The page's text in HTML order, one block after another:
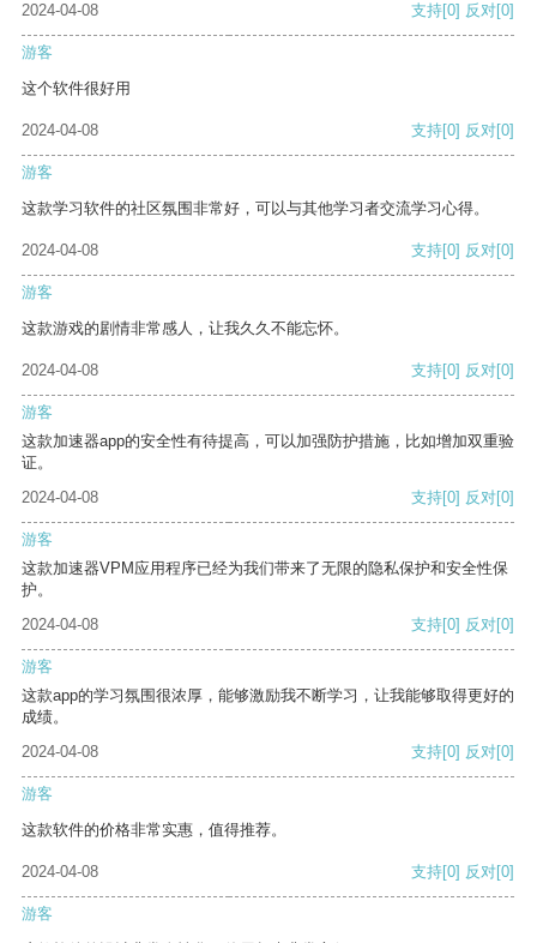
2024-04-08
支持[0] 反对[0]
游客
这个软件很好用
2024-04-08 支持[0] 反对[0]
游客
这款学习软件的社区氛围非常好，可以与其他学习者交流学习心得。
2024-04-08 支持[0] 反对[0]
游客
这款游戏的剧情非常感人，让我久久不能忘怀。
2024-04-08 支持[0] 反对[0]
游客
这款加速器app的安全性有待提高，可以加强防护措施，比如增加双重验
证。
2024-04-08
支持[0] 反对[0]
游客
这款加速器VPM应用程序已经为我们带来了无限的隐私保护和安全性保
护。
2024-04-08
支持[0] 反对[0]
游客
这款app的学习氛围很浓厚，能够激励我不断学习，让我能够取得更好的
成绩。
2024-04-08
支持[0] 反对[0]
游客
这款软件的价格非常实惠，值得推荐。
2024-04-08 支持[0] 反对[0]
游客